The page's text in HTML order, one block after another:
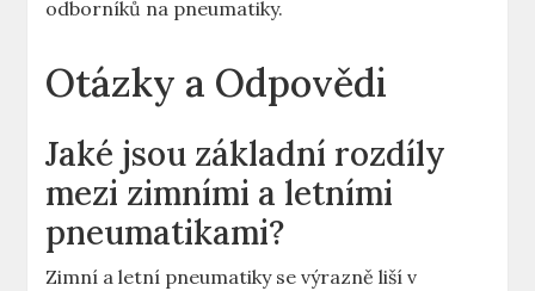
odborníků na pneumatiky.
Otázky a Odpovědi
Jaké jsou základní rozdíly
mezi zimními a letními
pneumatikami?
Zimní a letní pneumatiky se výrazně liší v